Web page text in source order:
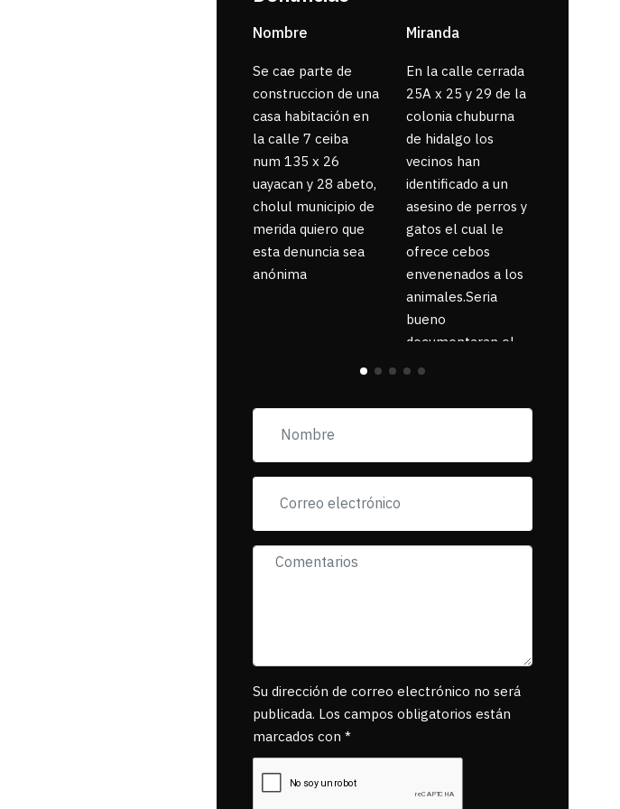
Nombre
Se cae parte de
construccion de una
casa habitación en
la calle 7 ceiba
num 135 x 26
uayacan y 28 abeto,
cholul municipio de
merida quiero que
esta denuncia sea
anónima
Miranda
En la calle cerrada
25A x 25 y 29 de la
colonia chuburna
de hidalgo los
vecinos han
identificado a un
asesino de perros y
gatos el cual le
ofrece cebos
envenenados a los
animales.Seria
bueno
documentaran el
suceso ya que la
pancartas de
exigiendo al asesino
se reponsanbilice
Su dirección de correo electrónico no será
publicada. Los campos obligatorios están
marcados con *